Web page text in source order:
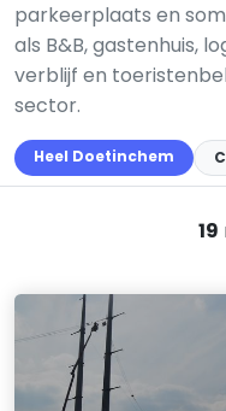
parkeerplaats en
als B&B, gastenhuis,
verblijf en
sector.
Heel Doetinchem
19